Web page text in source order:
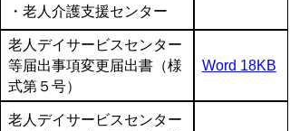
・老人介護支援センター
老人デイサービスセンター
等届出事項変更届出書（様
式第５号）
Word 18KB
老人デイサービスセンター